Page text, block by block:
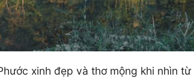
xinh đẹp và thơ mộng khi nhìn từ